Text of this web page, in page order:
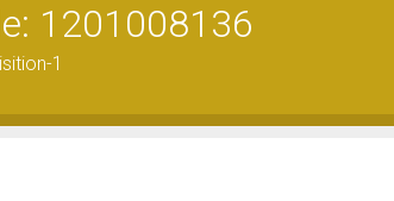
1201008136
1